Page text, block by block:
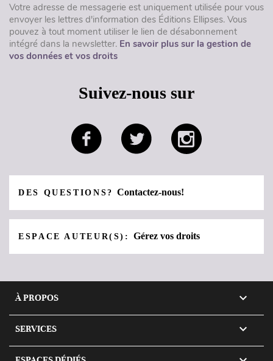
Votre adresse de messagerie est uniquement utilisée pour vous
envoyer les lettres d'information des Éditions Ellipses. Vous
pouvez à tout moment utiliser le lien de désabonnement
intégré dans la newsletter. En savoir plus sur la gestion de
vos données et vos droits
Suivez-nous sur
DES QUESTIONS?Contactez-nous!
ESPACE AUTEUR(S):Gérez vos droits
À PROPOS 
SERVICES 